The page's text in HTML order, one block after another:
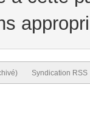
Syndication RSS